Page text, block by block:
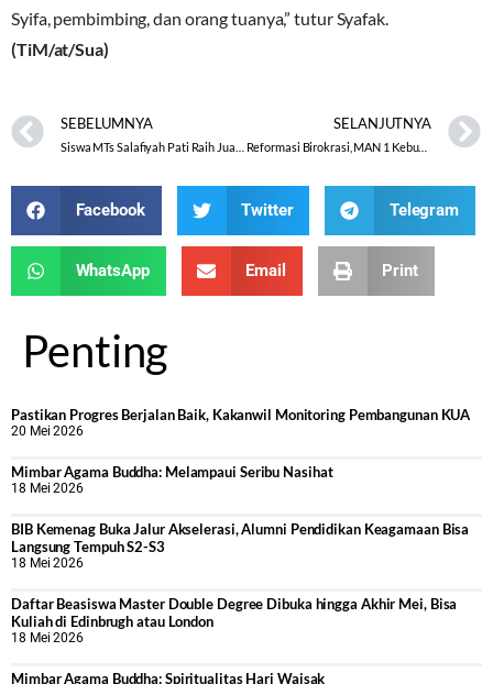
Syifa, pembimbing, dan orang tuanya,” tutur Syafak.
(TiM/at/Sua)
SEBELUMNYA SELANJUTNYA
Reformasi Birokrasi, MAN 1 Kebumen Adakan Sosialisasi Pembangunan Zona Integritas
Facebook Twitter Telegram
WhatsApp Email Print
Penting
Pastikan Progres Berjalan Baik, Kakanwil Monitoring Pembangunan KUA
20 Mei 2026
Mimbar Agama Buddha: Melampaui Seribu Nasihat
18 Mei 2026
BIB Kemenag Buka Jalur Akselerasi, Alumni Pendidikan Keagamaan Bisa
Langsung Tempuh S2-S3
18 Mei 2026
Daftar Beasiswa Master Double Degree Dibuka hingga Akhir Mei, Bisa
Kuliah di Edinbrugh atau London
18 Mei 2026
Mimbar Agama Buddha: Spiritualitas Hari Waisak